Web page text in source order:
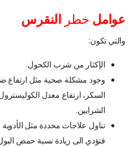
عوامل خطر النقرس
والتي تكون:
الإكثار من شرب الكحول.
وجود مشكلة صحية مثل ارتفاع
السكر، ارتفاع معدل
الشرايين.
تناول علاجات محددة مثل الأدوية
فتؤدي الى زيادة نسبة حمض